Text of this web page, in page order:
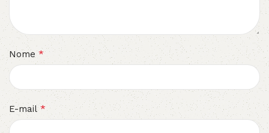
Nome*
E-mail*